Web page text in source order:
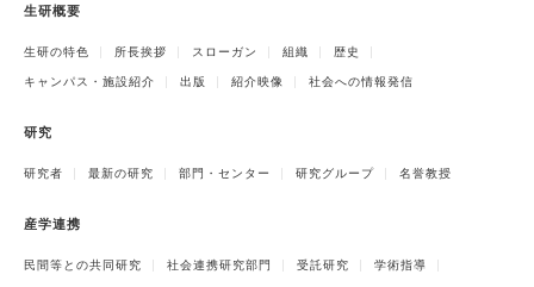
生研概要
生研の特色 所長挨拶 スローガン 組織 歴史
キャンパス・施設紹介 出版 紹介映像 社会への情報発信
研究
研究者 最新の研究 部門・センター 研究グループ 名誉教授
産学連携
民間等との共同研究 社会連携研究部門 受託研究 学術指導